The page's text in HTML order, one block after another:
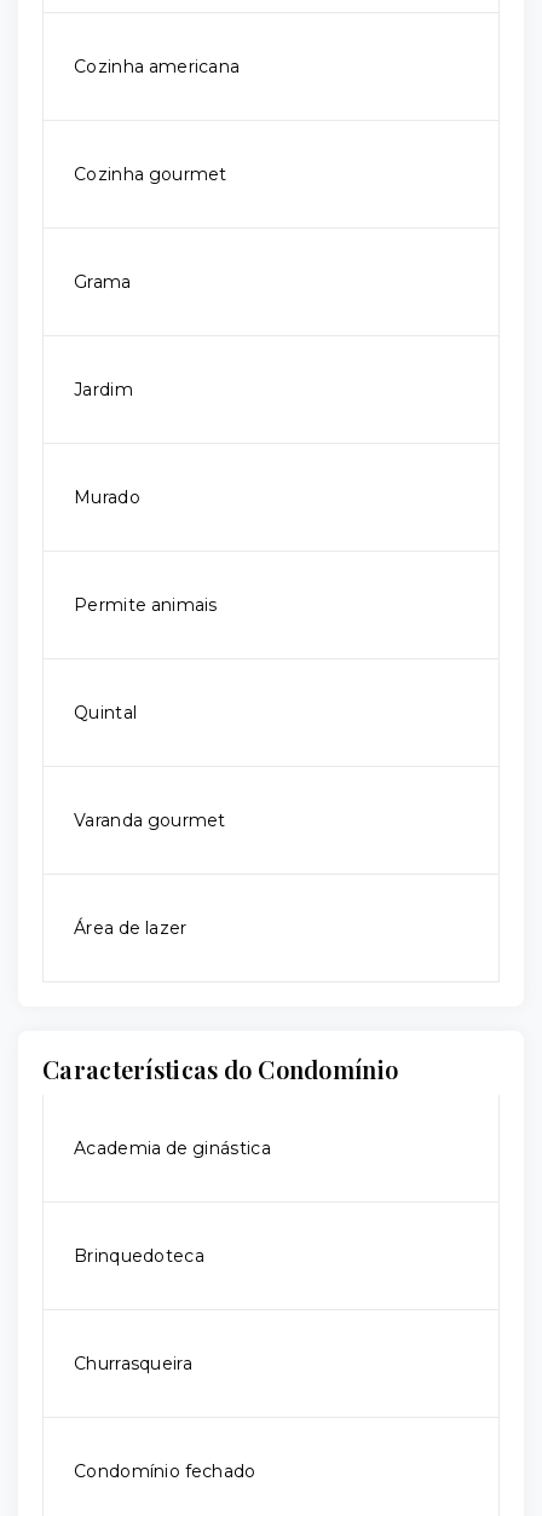
Cozinha americana
Cozinha gourmet
Grama
Jardim
Murado
Permite animais
Quintal
Varanda gourmet
Área de lazer
Características do Condomínio
Academia de ginástica
Brinquedoteca
Churrasqueira
Condomínio fechado